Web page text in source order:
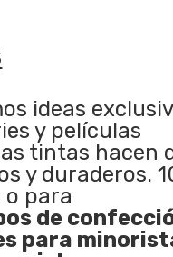
ideas
y películas
tintas hacen
y duraderos.
o para
de
para